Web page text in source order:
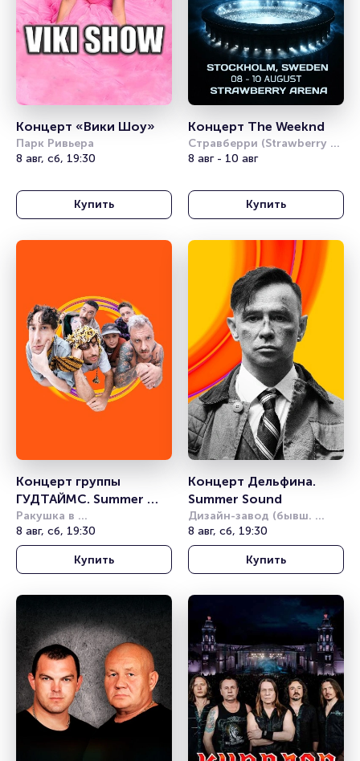
Концерт «Вики Шоу»
Парк Ривьера
8 авг, сб, 19:30
Купить
Концерт The Weeknd
Стравберри (Strawberry
Arena)
8 авг - 10 авг
Купить
Концерт группы
ГУДТАЙМС. Summer
Sound
Ракушка в
Александровском саду
8 авг, сб, 19:30
Купить
Концерт Дельфина.
Summer Sound
Дизайн-завод (бывш.
Урбан)
8 авг, сб, 19:30
Купить